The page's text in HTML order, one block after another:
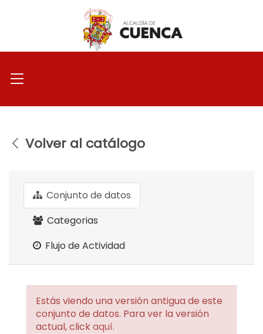
Volver al catálogo
Conjunto de datos
Categorias
Flujo de Actividad
Estás viendo una versión antigua de este
conjunto de datos. Para ver la versión
actual, clickaquí.